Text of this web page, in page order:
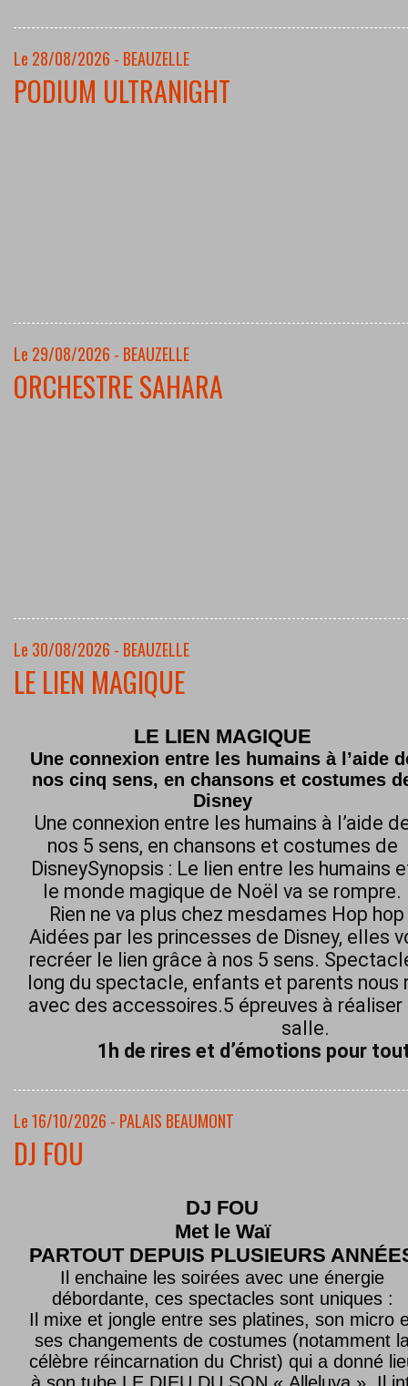
Le 28/08/2026 - BEAUZELLE
PODIUM ULTRANIGHT
Le 29/08/2026 - BEAUZELLE
ORCHESTRE SAHARA
Le 30/08/2026 - BEAUZELLE
LE LIEN MAGIQUE
LE LIEN MAGIQUE
Une connexion entre les humains à l’aide
nos cinq sens, en chansons et costumes
Disney
Une connexion entre les humains à l’aide
nos 5 sens, en chansons et costumes de
DisneySynopsis : Le lien entre les humains
le monde magique de Noël va se rompre.
Rien ne va plus chez mesdames Hop
Aidées par les princesses de Disney, elles
recréer le lien grâce à nos 5 sens.
long du spectacle, enfants et parents nous
avec des accessoires.5 épreuves à
salle.
1h de rires et d’émotions pour
Le 16/10/2026 - PALAIS BEAUMONT
DJ FOU
DJ FOU
Met le Waï
PARTOUT DEPUIS PLUSIEURS
Il enchaine les soirées avec une énergie
débordante, ces spectacles sont uniques :
Il mixe et jongle entre ses platines, son micro
ses changements de costumes (notamment
célèbre réincarnation du Christ) qui a donné